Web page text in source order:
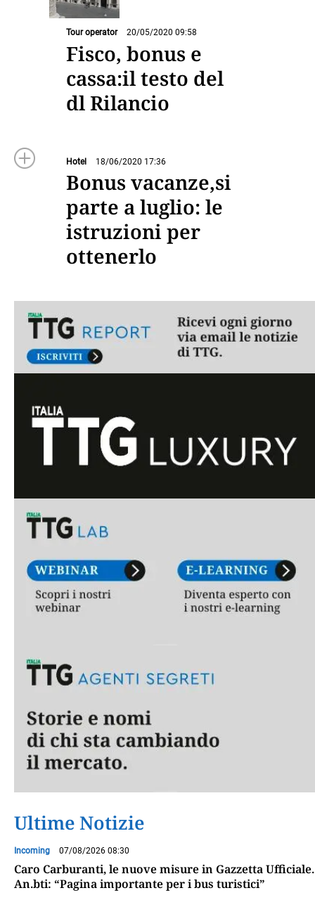
Tour operator 20/05/2020 09:58
Fisco, bonus e
cassa:il testo del
dl Rilancio
Hotel 18/06/2020 17:36
Bonus vacanze,si
parte a luglio: le
istruzioni per
ottenerlo
Ultime Notizie
Incoming 07/08/2026 08:30
Caro Carburanti, le nuove misure in Gazzetta Ufficiale.
An.bti: “Pagina importante per i bus turistici”